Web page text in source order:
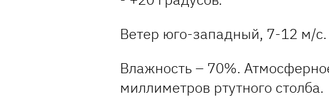
Ветер юго-западный, 7-12 м/с.
Влажность – 70%.
миллиметров ртутного столба.